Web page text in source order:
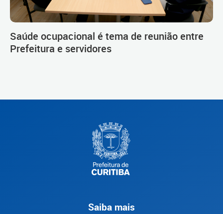
Saúde ocupacional é tema de reunião entre
Prefeitura e servidores
Saiba mais